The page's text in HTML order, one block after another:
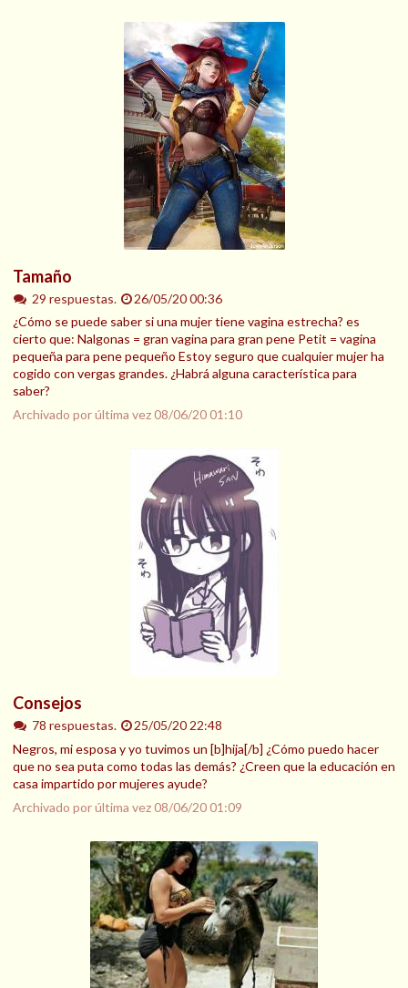
Tamaño
29 respuestas.
26/05/20 00:36
¿Cómo se puede saber si una mujer tiene vagina estrecha? es
cierto que: Nalgonas = gran vagina para gran pene Petit = vagina
pequeña para pene pequeño Estoy seguro que cualquier mujer ha
cogido con vergas grandes. ¿Habrá alguna característica para
saber?
Archivado por última vez08/06/20 01:10
Consejos
78 respuestas.
25/05/20 22:48
Negros, mi esposa y yo tuvimos un [b]hija[/b] ¿Cómo puedo hacer
que no sea puta como todas las demás? ¿Creen que la educación en
casa impartido por mujeres ayude?
Archivado por última vez08/06/20 01:09